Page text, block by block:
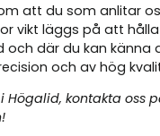
att du som anlitar
vikt läggs på att
där du kan känna
och av hög
Högalid, kontakta oss